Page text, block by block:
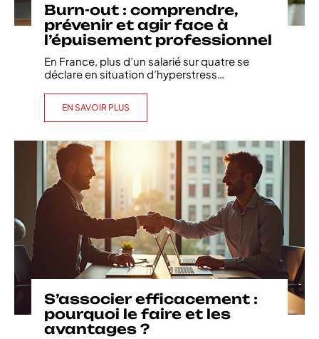
Burn-out : comprendre,
prévenir et agir face à
l’épuisement professionnel
En France, plus d’un salarié sur quatre se
déclare en situation d’hyperstress
EN SAVOIR PLUS
S’associer efficacement :
pourquoi le faire et les
avantages ?